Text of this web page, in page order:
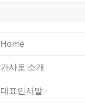
Home
가사로 소개
대표인사말